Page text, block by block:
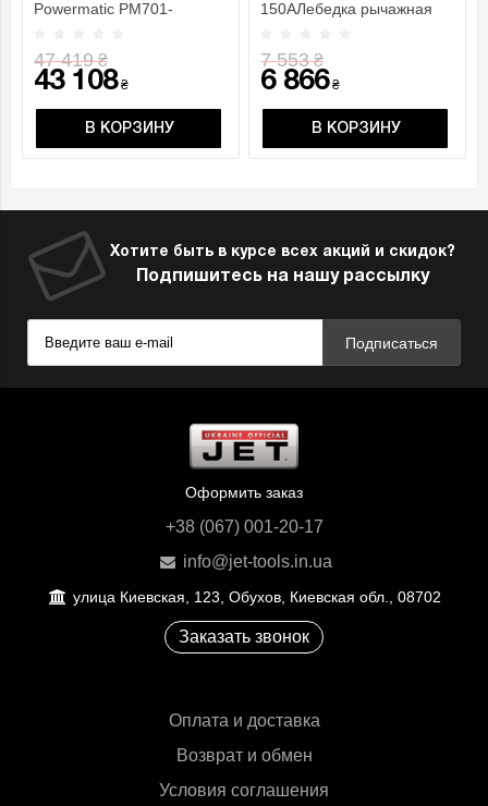
Powermatic PM701-
Рельсовый механизм
подачи с газовы..
47 419₴
43 108₴
В КОРЗИНУ
150AЛебедка рычажная
но очень мощное
приспос..
7 553₴
6 866₴
В КОРЗИНУ
Хотите быть в курсе всех акций и скидок?
Подпишитесь на нашу рассылку
Подписаться
Оформить заказ
+38 (067) 001-20-17
info@jet-tools.in.ua
улица Киевская, 123, Обухов, Киевская обл., 08702
Заказать звонок
Оплата и доставка
Возврат и обмен
Условия соглашения